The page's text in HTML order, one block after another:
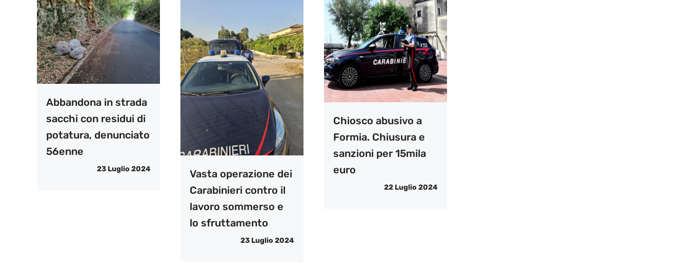
Abbandona in strada
sacchi con residui di
potatura, denunciato
56enne
23 Luglio 2024
Vasta operazione dei
Carabinieri contro il
lavoro sommerso e
lo sfruttamento
23 Luglio 2024
Chiosco abusivo a
Formia. Chiusura e
sanzioni per 15mila
euro
22 Luglio 2024